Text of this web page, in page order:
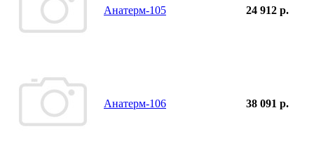
Анатерм-105 24 912 р.
Анатерм-106 38 091 р.